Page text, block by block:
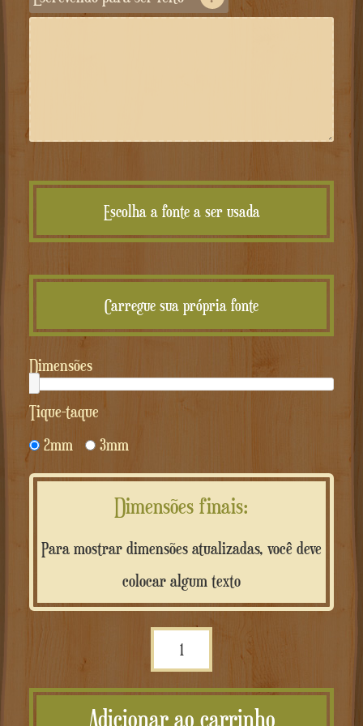
Escolha a fonte a ser usada
Carregue sua própria fonte
Dimensões
tique-taque
2mm
3mm
Dimensões finais:
Para mostrar dimensões atualizadas, você deve
colocar algum texto
Targhetta
in
alluminio
Adicionar ao carrinho